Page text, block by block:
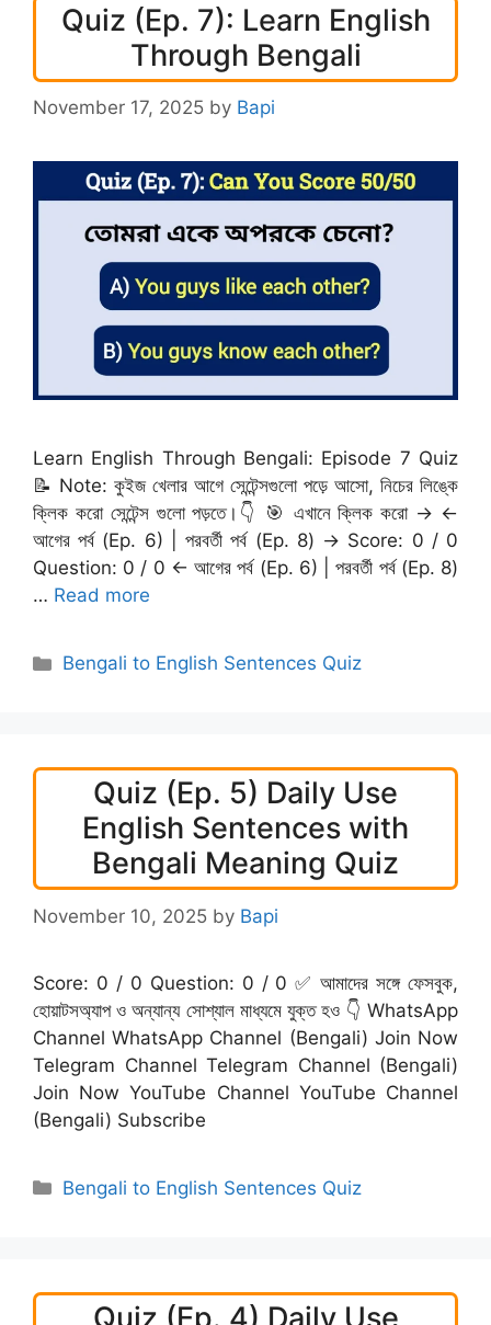
Quiz (Ep. 7): Learn English
Through Bengali
November 17, 2025 by Bapi
Learn English Through Bengali: Episode 7 Quiz
📝 Note: কুইজ খেলার আগে সেন্টেন্সগুলো পড়ে আসো, নিচের লিঙ্কে
ক্লিক করো সেন্টেন্স গুলো পড়তে।👇 🎯 এখানে ক্লিক করো → ←
আগের পর্ব (Ep. 6) | পরবর্তী পর্ব (Ep. 8) → Score: 0 / 0
Question: 0 / 0 ← আগের পর্ব (Ep. 6) | পরবর্তী পর্ব (Ep. 8)
… Read more
Categories
Bengali to English Sentences Quiz
Quiz (Ep. 5) Daily Use
English Sentences with
Bengali Meaning Quiz
November 10, 2025 by Bapi
Score: 0 / 0 Question: 0 / 0 ✅ আমাদের সঙ্গে ফেসবুক,
হোয়াটসঅ্যাপ ও অন্যান্য সোশ্যাল মাধ্যমে যুক্ত হও 👇 WhatsApp
Channel WhatsApp Channel (Bengali) Join Now
Telegram Channel Telegram Channel (Bengali)
Join Now YouTube Channel YouTube Channel
(Bengali) Subscribe
Categories
Bengali to English Sentences Quiz